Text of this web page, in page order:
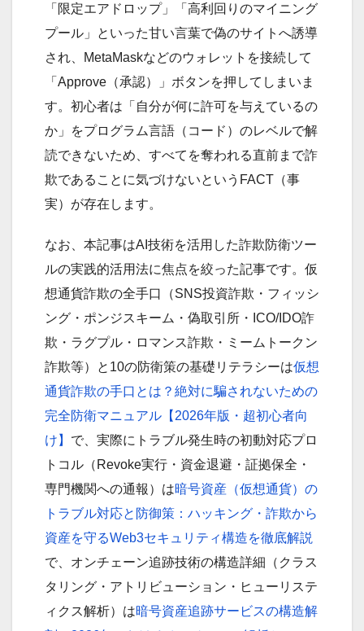
「限定エアドロップ」「高利回りのマイニング
プール」といった甘い言葉で偽のサイトへ誘導
され、MetaMaskなどのウォレットを接続して
「Approve（承認）」ボタンを押してしまいま
す。初心者は「自分が何に許可を与えているの
か」をプログラム言語（コード）のレベルで解
読できないため、すべてを奪われる直前まで詐
欺であることに気づけないというFACT（事
実）が存在します。
なお、本記事はAI技術を活用した詐欺防衛ツー
ルの実践的活用法に焦点を絞った記事です。仮
想通貨詐欺の全手口（SNS投資詐欺・フィッシ
ング・ポンジスキーム・偽取引所・ICO/IDO詐
欺・ラグプル・ロマンス詐欺・ミームトークン
詐欺等）と10の防衛策の基礎リテラシーは仮想
通貨詐欺の手口とは？絶対に騙されないための
完全防衛マニュアル【2026年版・超初心者向
け】 で、実際にトラブル発生時の初動対応プロ
トコル（Revoke実行・資金退避・証拠保全・
専門機関への通報）は暗号資産（仮想通貨）の
トラブル対応と防御策：ハッキング・詐欺から
資産を守るWeb3セキュリティ構造を徹底解説
で、オンチェーン追跡技術の構造詳細（クラス
タリング・アトリビューション・ヒューリステ
ィクス解析）は暗号資産追跡サービスの構造解